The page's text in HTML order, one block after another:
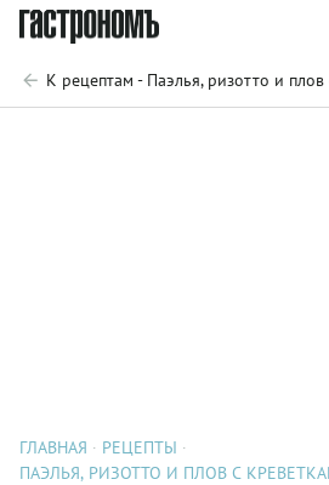
К рецептам - Паэлья, ризотто и плов
ГЛАВНАЯ
РЕЦЕПТЫ
ПАЭЛЬЯ, РИЗОТТО И ПЛОВ С